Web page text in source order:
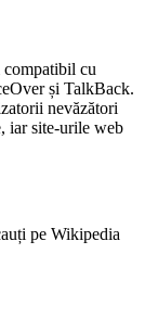
compatibil cu
și TalkBack.
nevăzători
iar site-urile web
pe Wikipedia